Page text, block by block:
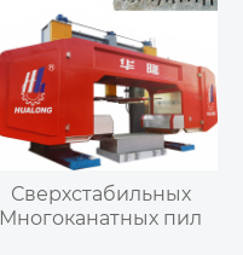
Сверхстабильных
Многоканатных пил